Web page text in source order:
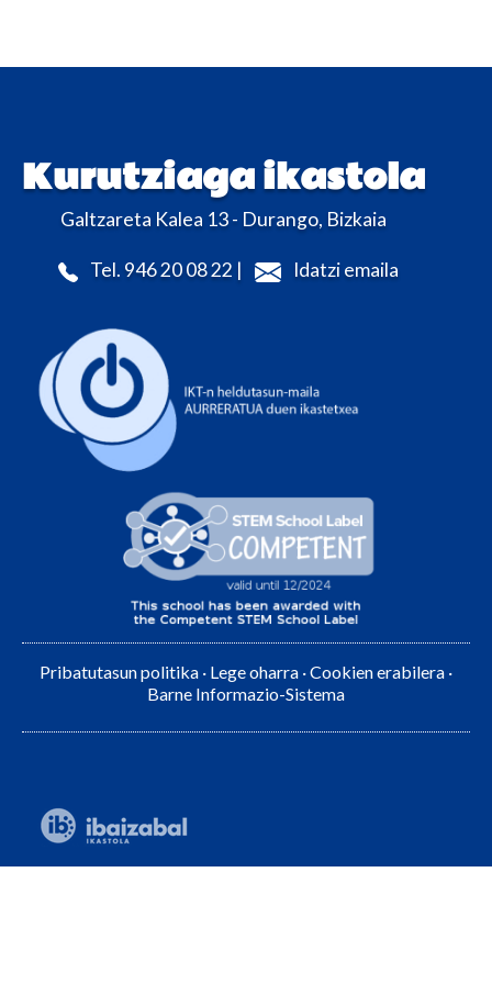
Kurutziaga ikastola
Galtzareta Kalea 13 - Durango, Bizkaia
Tel. 946 20 08 22 | Idatzi emaila
Pribatutasun politika · Lege oharra ·Cookien erabilera ·
Barne Informazio-Sistema